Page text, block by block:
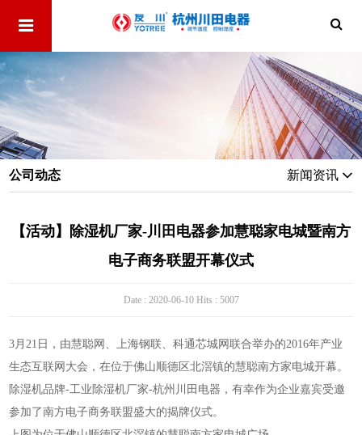
公司动态 新闻资讯
【活动】除湿机厂家-川田电器参加慧聪家电城暨南方
电子商务联盟开幕仪式
Date : 2020-06-10 Hits : 5007
3月21日，由慧聪网、上海钢联、科通芯城网联合举办的2016年产业
生态互联网大会，在位于佛山顺德区北滘镇的慧聪南方家电城开幕。
除湿机品牌-工业除湿机厂家-杭州川田电器，有幸作为企业嘉宾受邀
参加了南方电子商务联盟盛大的揭牌仪式。